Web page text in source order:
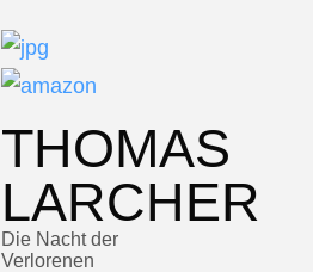
THOMAS
LARCHER
Die Nacht der
Verlorenen